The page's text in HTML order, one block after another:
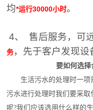
均*运行30000小时。
4、 售后服务，可
务，先于客户发现设
要如何选择
生活污水的处理时一项
污水进行处理时我们要采
呢?我们应该选用什么样的